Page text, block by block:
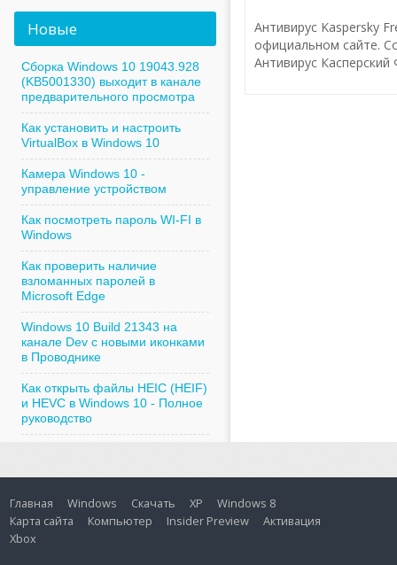
Антивирус Kaspersky
официальном сайте.
Антивирус
Новые
Сборка Windows 10 19043.928
(KB5001330) выходит в канале
предварительного просмотра
Как установить и настроить
VirtualBox в Windows 10
Камера Windows 10 -
управление устройством
Как посмотреть пароль WI-FI в
Windows
Как проверить наличие
взломанных паролей в
Microsoft Edge
Windows 10 Build 21343 на
канале Dev с новыми иконками
в Проводнике
Как открыть файлы HEIC (HEIF)
и HEVC в Windows 10 - Полное
руководство
Главная Windows Скачать XP
Windows 8
Карта сайта
Компьютер Insider Preview
Активация
Xbox